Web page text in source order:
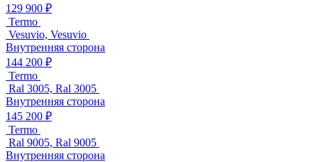
129 900 ₽
Termo
Vesuvio, Vesuvio
Внутренняя сторона
144 200 ₽
Termo
Ral 3005, Ral 3005
Внутренняя сторона
145 200 ₽
Termo
Ral 9005, Ral 9005
Внутренняя сторона